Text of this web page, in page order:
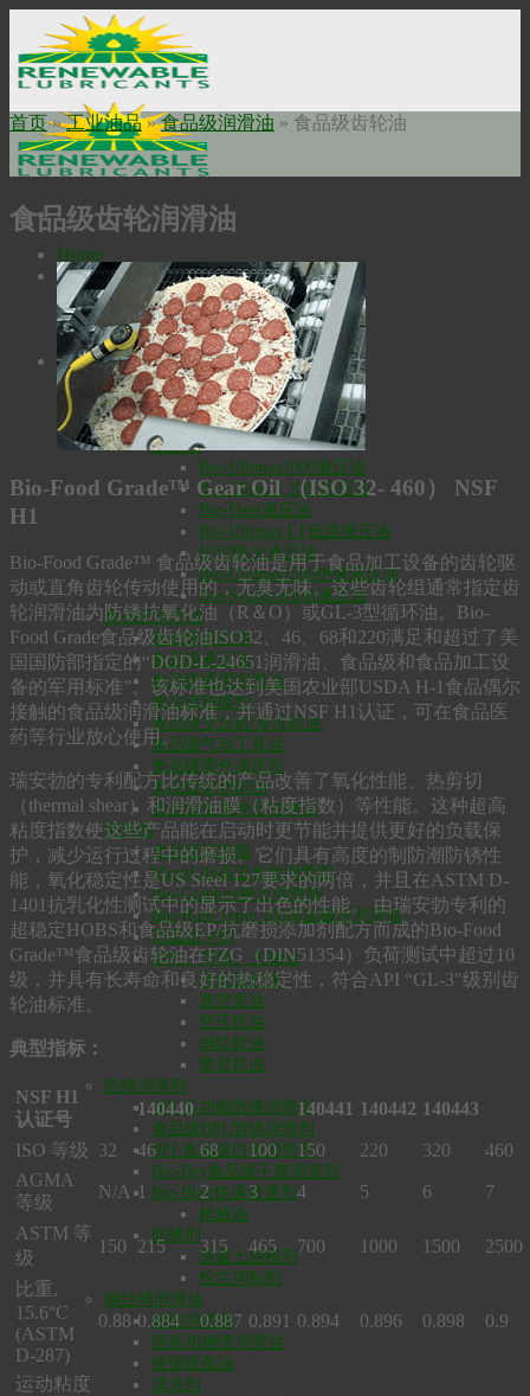
content
Home
关于我们
使命申明
公司历史
瑞安勃安全科技
工业油品
高温润滑油
Bio-Extreme高温润滑油
Bio-SynXtra高温链条润滑油
液压油
Bio-Ultimax1000液压油
Bio-Ultimax 2000液压油
Bio-Fleet液压油
Bio-Ultimax LT低温液压油
HVO防火液压油
Bio-Ultimax1500绝缘液压油
Bio-SynXtra传动液压油
食品级润滑油
食品级齿轮油
食品级液压油
食品级通用润滑油
食品级脱模剂
食品级空压机/冷冻机油
食品级气动工具油
食品级零件清洗剂
食品级铝切削油
食品级金属冲压拉伸油
润滑脂
食品级润滑脂
MaxxLife高温长效润滑脂
Bio-Graphite极压润滑脂
Bio-High Temp 180高温极压润滑脂
高温防卡剂
齿轮、导轨、主轴油
环保齿轮油
真空泵油
空压机油
涡轮机油
凿岩机油
防锈润滑剂
BPL多功能防锈润滑剂
食品级BPL防锈润滑剂
BPL食品级白色润滑剂
Bio-Dry食品级干膜润滑剂
Bio-Blast快速渗透剂
枪械油
防锈剂
混凝土脱模剂
粉尘抑制剂
钢丝绳润滑油
钢缆润滑脂
链条和钢缆润滑油
链锯链条油
清洗剂
首页»工业油品»食品级润滑油 » 食品级齿轮油
食品级齿轮润滑油
Bio-Food Grade™ Gear Oil （ISO 32- 460） NSF
H1
Bio-Food Grade™ 食品级齿轮油是用于食品加工设备的齿轮驱
动或直角齿轮传动使用的，无臭无味。这些齿轮组通常指定齿
轮润滑油为防锈抗氧化油（R＆O）或GL-3型循环油。Bio-
Food Grade食品级齿轮油ISO32、46、68和220满足和超过了美
国国防部指定的“DOD-L-24651润滑油、食品级和食品加工设
备的军用标准”。该标准也达到美国农业部USDA H-1食品偶尔
接触的食品级润滑油标准，并通过NSF H1认证，可在食品医
药等行业放心使用。
瑞安勃的专利配方比传统的产品改善了氧化性能、热剪切
（thermal shear）和润滑油膜（粘度指数）等性能。这种超高
粘度指数使这些产品能在启动时更节能并提供更好的负载保
护，减少运行过程中的磨损。它们具有高度的制防潮防锈性
能，氧化稳定性是US Steel 127要求的两倍，并且在ASTM D-
1401抗乳化性测试中的显示了出色的性能。 由瑞安勃专利的
超稳定HOBS和食品级EP/抗磨损添加剂配方而成的Bio-Food
Grade™食品级齿轮油在FZG（DIN51354）负荷测试中超过10
级，并具有长寿命和良好的热稳定性，符合API “GL-3″级别齿
轮油标准。
典型指标：
NSF H1
认证号
140440 140441 140442 140443
ISO 等级 32 46 68 100 150 220 320
460
AGMA
等级
N/A 1 2 3 4 5 6 7
ASTM 等
级
150 215 315 465 700 1000 1500 2500
比重,
15.6°C
(ASTM
D-287)
0.88 0.884 0.887 0.891 0.894 0.896 0.898 0.9
运动粘度